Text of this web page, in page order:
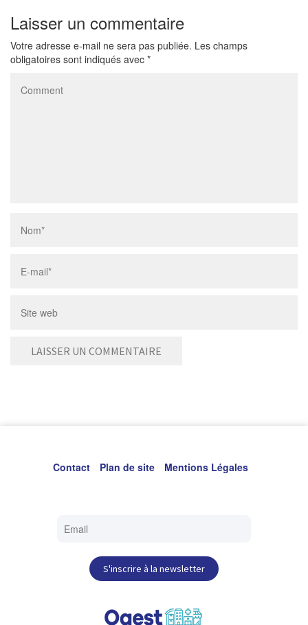
Laisser un commentaire
Votre adresse e-mail ne sera pas publiée. Les champs
obligatoires sont indiqués avec *
Contact Plan de site Mentions Légales